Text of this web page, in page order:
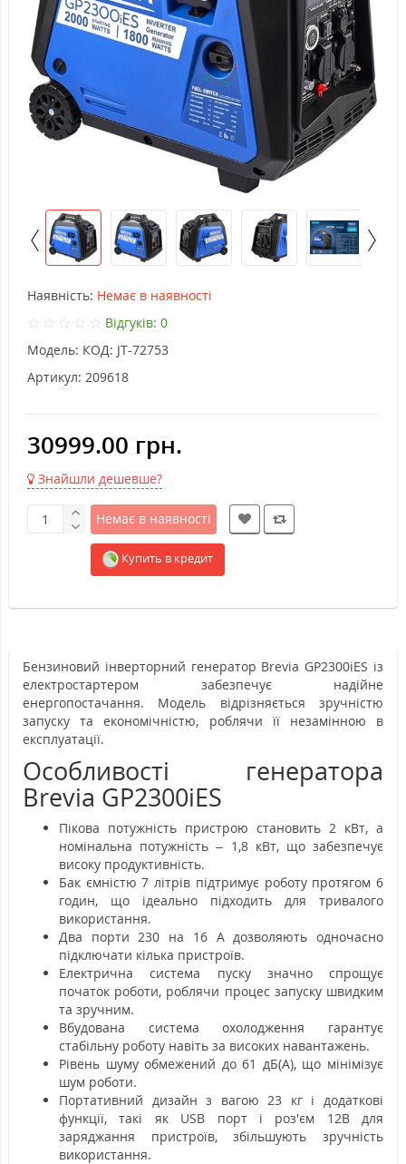
Наявність: Немає в наявності
Відгуків: 0
Модель: КОД: JT-72753
Артикул: 209618
30999.00 грн.
Знайшли дешевше?
Немає в наявності
Купить в кредит
Бензиновий інверторний генератор Brevia GP2300iES із
електростартером забезпечує надійне
енергопостачання. Модель відрізняється зручністю
запуску та економічністю, роблячи її незамінною в
експлуатації.
Особливості генератора
Brevia GP2300iES
Пікова потужність пристрою становить 2 кВт, а
номінальна потужність – 1,8 кВт, що забезпечує
високу продуктивність.
Бак ємністю 7 літрів підтримує роботу протягом 6
годин, що ідеально підходить для тривалого
використання.
Два порти 230 на 16 А дозволяють одночасно
підключати кілька пристроїв.
Електрична система пуску значно спрощує
початок роботи, роблячи процес запуску швидким
та зручним.
Вбудована система охолодження гарантує
стабільну роботу навіть за високих навантажень.
Рівень шуму обмежений до 61 дБ(А), що мінімізує
шум роботи.
Портативний дизайн з вагою 23 кг і додаткові
функції, такі як USB порт і роз'єм 12В для
заряджання пристроїв, збільшують зручність
використання.